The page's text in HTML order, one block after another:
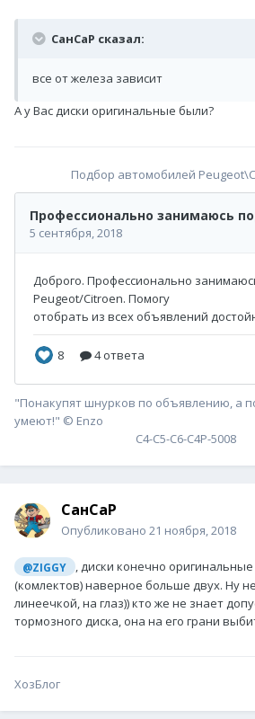
СанСаР сказал:
все от железа зависит
А у Вас диски оригинальные были?
Подбор автомобилей
"Понакупят шнурков по объявлению, а
умеют!" © Enzo
С4-С5-С6-С4P-5008
СанСаР
Опубликовано 21 ноября, 2018
@ZIGGY
, диски конечно оригинальные
(комлектов) наверное больше двух. Ну
линеечкой, на глаз)) кто же не знает
тормозного диска, она на его грани
ХозБлог